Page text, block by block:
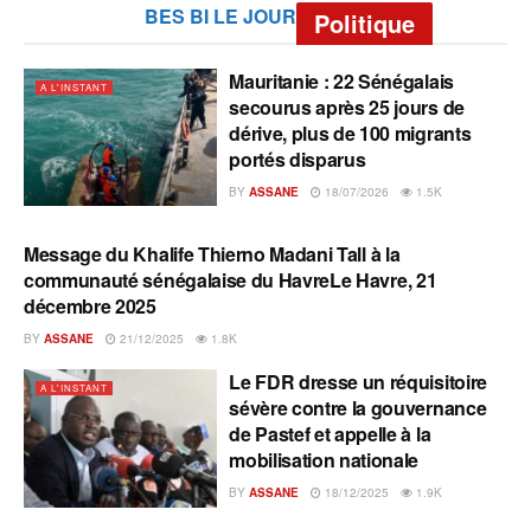
BES BI LE JOUR Politique
A L'INSTANT
Mauritanie : 22 Sénégalais
secourus après 25 jours de
dérive, plus de 100 migrants
portés disparus
BY ASSANE 18/07/2026 1.5K
A L'INSTANT
Message du Khalife Thierno Madani Tall à la
communauté sénégalaise du HavreLe Havre, 21
décembre 2025
BY ASSANE 21/12/2025 1.8K
A L'INSTANT
Le FDR dresse un réquisitoire
sévère contre la gouvernance
de Pastef et appelle à la
mobilisation nationale
BY ASSANE 18/12/2025 1.9K